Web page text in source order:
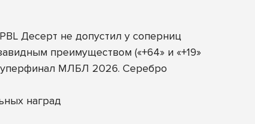
Десерт не допустил у соперниц
преимуществом («+64» и «+19»
МЛБЛ 2026. Серебро
наград